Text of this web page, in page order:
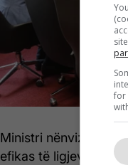
Ministri nënvizoi
efikas të ligjeve.
for